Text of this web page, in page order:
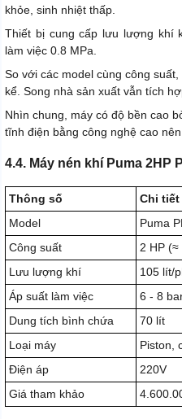
khỏe, sinh nhiệt thấp.
Thiết bị cung cấp lưu lượng khí
làm việc 0.8 MPa.
So với các model cùng công
kể. Song nhà sản xuất vẫn tích
Nhìn chung, máy có độ bền cao
tĩnh điện bằng công nghệ cao
4.4. Máy nén khí Puma 2HP
Thông số
Chi tiết
Model
Puma
Công suất
2 HP (≈
Lưu lượng khí
105 lít/
Áp suất làm việc
6 - 8
Dung tích bình chứa
70 lít
Loại máy
Piston,
Điện áp
220V
Giá tham khảo